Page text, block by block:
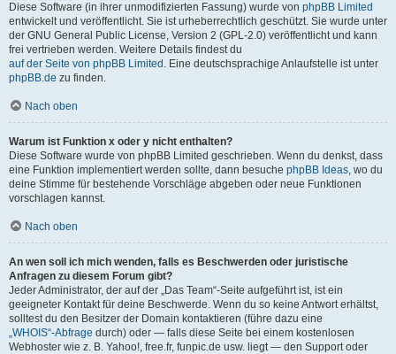
Diese Software (in ihrer unmodifizierten Fassung) wurde von phpBB Limited
entwickelt und veröffentlicht. Sie ist urheberrechtlich geschützt. Sie wurde unter
der GNU General Public License, Version 2 (GPL-2.0) veröffentlicht und kann
frei vertrieben werden. Weitere Details findest du
auf der Seite von phpBB Limited . Eine deutschsprachige Anlaufstelle ist unter
phpBB.de zu finden.
Nach oben
Warum ist Funktion x oder y nicht enthalten?
Diese Software wurde von phpBB Limited geschrieben. Wenn du denkst, dass
eine Funktion implementiert werden sollte, dann besuche phpBB Ideas, wo du
deine Stimme für bestehende Vorschläge abgeben oder neue Funktionen
vorschlagen kannst.
Nach oben
An wen soll ich mich wenden, falls es Beschwerden oder juristische
Anfragen zu diesem Forum gibt?
Jeder Administrator, der auf der „Das Team“-Seite aufgeführt ist, ist ein
geeigneter Kontakt für deine Beschwerde. Wenn du so keine Antwort erhältst,
solltest du den Besitzer der Domain kontaktieren (führe dazu eine
„WHOIS“-Abfrage durch) oder — falls diese Seite bei einem kostenlosen
Webhoster wie z. B. Yahoo!, free.fr, funpic.de usw. liegt — den Support oder